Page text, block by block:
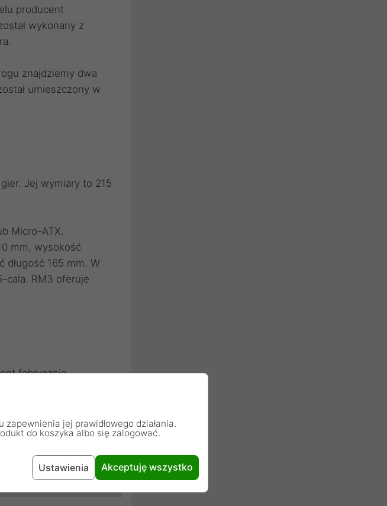
producent
wykonany z
znajdziemy dwa
umieszczony w
Jej wymiary to 215
Micro-ATX.
mm, wysokość
długość 165 mm. W
cala. RM3 oferuje
fabrycznie
120mm z tyłu
zapewnienia jej prawidłowego działania.
do koszyka albo się zalogować.
Ustawienia Akceptuję wszystko